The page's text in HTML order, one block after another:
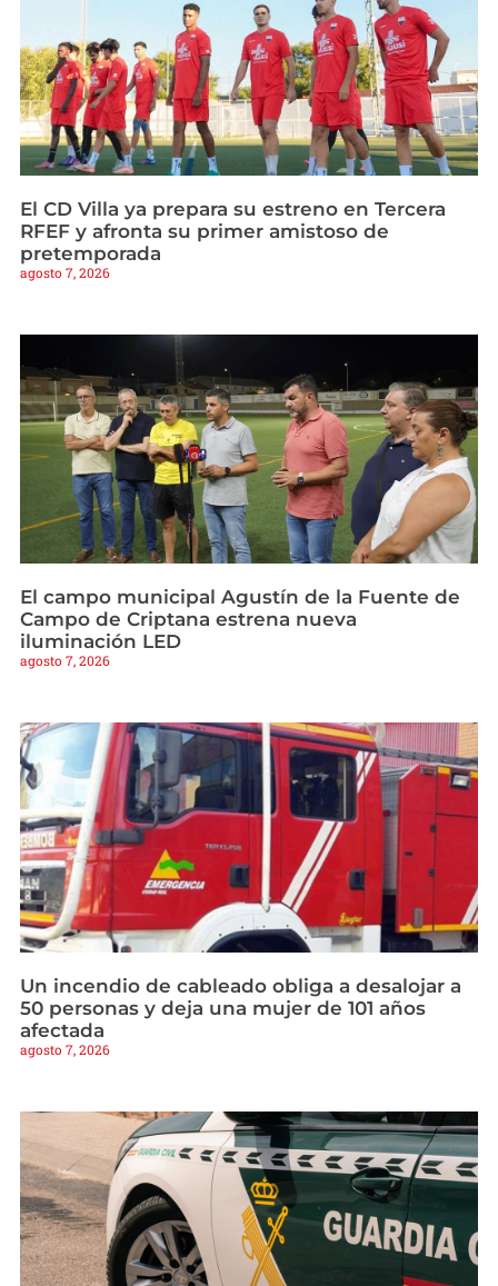
El CD Villa ya prepara su estreno en Tercera
RFEF y afronta su primer amistoso de
pretemporada
agosto 7, 2026
El campo municipal Agustín de la Fuente de
Campo de Criptana estrena nueva
iluminación LED
agosto 7, 2026
Un incendio de cableado obliga a desalojar a
50 personas y deja una mujer de 101 años
afectada
agosto 7, 2026